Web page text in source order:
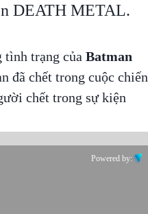
DEATH METAL.
tình trạng của Batman
đã chết trong cuộc chiến
chết trong sự kiện
Powered by: